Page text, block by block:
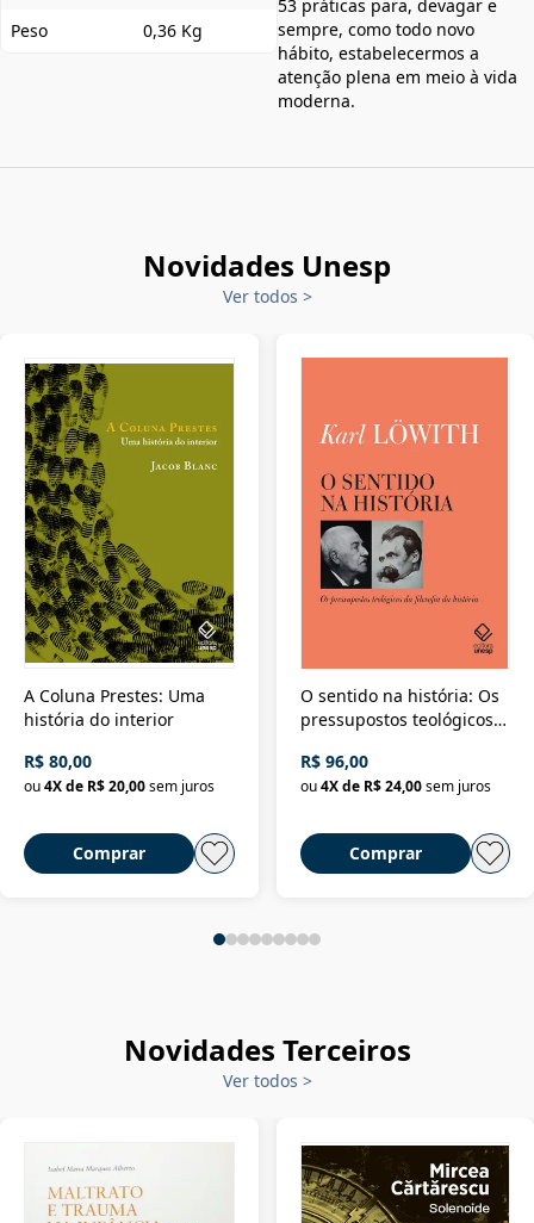
Peso 0,36 Kg
53 práticas para, devagar e
sempre, como todo novo
hábito, estabelecermos a
atenção plena em meio à vida
moderna.
Novidades Unesp
Ver todos >
A Coluna Prestes: Uma
história do interior
R$ 80,00
ou4X de R$ 20,00sem juros
Comprar
O sentido na história: Os
pressupostos teológicos
R$ 96,00
ou 4X de R$ 24,00 sem juros
Comprar
Novidades Terceiros
Ver todos >